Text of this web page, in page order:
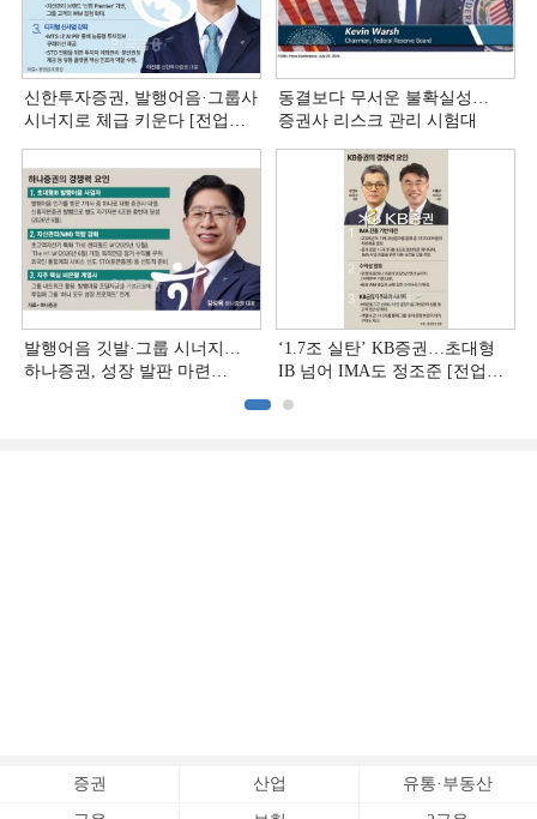
신한투자증권, 발행어음·그룹사
시너지로 체급 키운다 [전업계
동결보다 무서운 불확실성…
증권사 리스크 관리 시험대
발행어음 깃발·그룹 시너지…
하나증권, 성장 발판 마련
‘1.7조 실탄’ KB증권…초대형
IB 넘어 IMA도 정조준 [전업계
증권 산업 유통·부동산